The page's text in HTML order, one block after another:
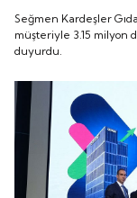
satış sözleşmesi
Seğmen Kardeşler
müşteriyle 3.15 milyon
duyurdu.